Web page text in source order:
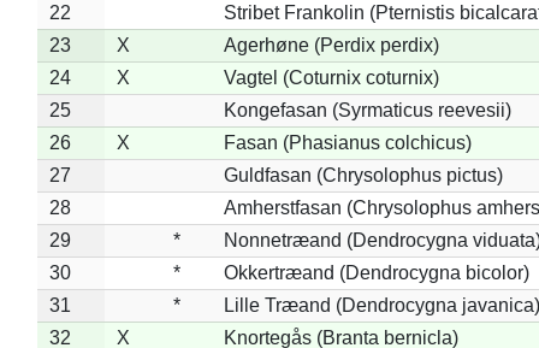
22
Stribet Frankolin (Pternistis
23
X
Agerhøne (Perdix perdix)
24
X
Vagtel (Coturnix coturnix)
25
Kongefasan (Syrmaticus reevesii)
26
X
Fasan (Phasianus colchicus)
27
Guldfasan (Chrysolophus pictus)
28
Amherstfasan (Chrysolophus
29
*
Nonnetræand (Dendrocygna
30
*
Okkertræand (Dendrocygna bicolor)
31
*
Lille Træand (Dendrocygna javanica)
32
X
Knortegås (Branta bernicla)